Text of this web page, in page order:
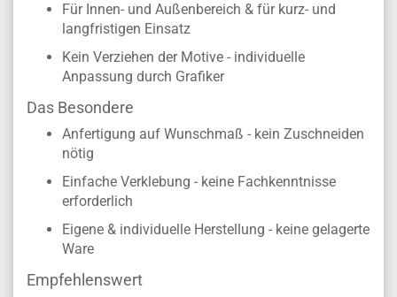
Für Innen- und Außenbereich & für kurz- und
langfristigen Einsatz
Kein Verziehen der Motive - individuelle
Anpassung durch Grafiker
Das Besondere
Anfertigung auf Wunschmaß - kein Zuschneiden
nötig
Einfache Verklebung - keine Fachkenntnisse
erforderlich
Eigene & individuelle Herstellung - keine gelagerte
Ware
Empfehlenswert